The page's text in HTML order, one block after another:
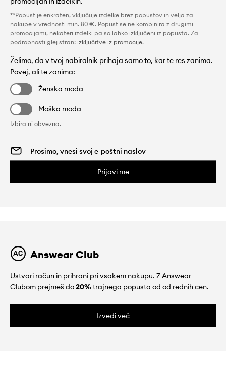
**Popust je enkraten, vključuje izdelke brez popustov in velja za
nakupe v vrednosti min. 80 €. Popust se ne kombinira z drugimi
promocijami, nekateri izdelki pa so lahko izključeni iz popusta. Za
podrobnosti glej stran: izključitve iz promocije.
Želimo, da v tvoj nabiralnik prihaja samo to, kar te res zanima.
Povej, ali te zanima:
Ženska moda
Moška moda
Izbira ni obvezna.
Prijavi me
Answear Club
Ustvari račun in prihrani pri vsakem nakupu. Z Answear
Clubom prejmeš do20%trajnega popusta od od rednih cen.
Izvedi več